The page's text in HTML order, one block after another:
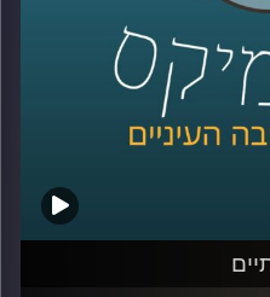
ועל שיחות
הצורך החברתי
על מושג הכבדות –
אולי כדאי